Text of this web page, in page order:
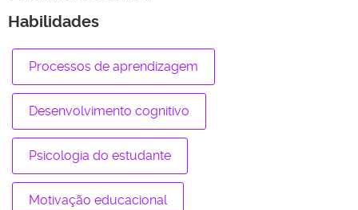
Habilidades
Processos de aprendizagem
Desenvolvimento cognitivo
Psicologia do estudante
Motivação educacional